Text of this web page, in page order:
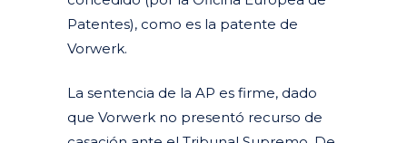
Patentes), como es la patente de
Vorwerk.
La sentencia de la AP es firme, dado
que Vorwerk no presentó recurso de